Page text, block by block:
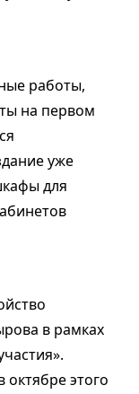
работы,
на первом
уже
для
в рамках
этого